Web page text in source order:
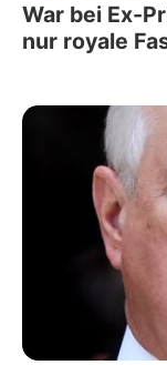
War bei Ex-
nur royale